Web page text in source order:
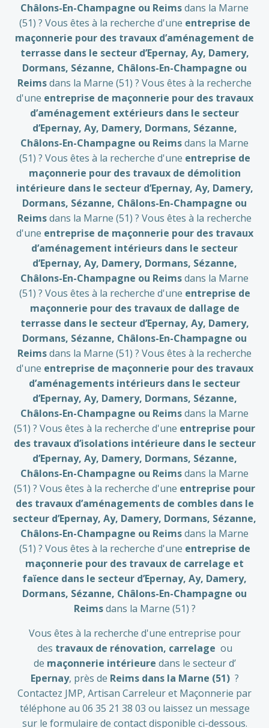
Châlons-En-Champagne ou Reimsdans la Marne
(51) ? Vous êtes à la recherche d'une entreprise de
maçonnerie pour des travaux d’aménagement de
terrasse dans le secteur d’Epernay, Ay, Damery,
Dormans, Sézanne, Châlons-En-Champagne ou
Reimsdans la Marne (51) ? Vous êtes à la recherche
d'une entreprise de maçonnerie pour des travaux
d’aménagement extérieurs dans le secteur
d’Epernay, Ay, Damery, Dormans, Sézanne,
Châlons-En-Champagne ou Reimsdans la Marne
(51) ? Vous êtes à la recherche d'une entreprise de
maçonnerie pour des travaux de démolition
intérieure dans le secteur d’Epernay, Ay, Damery,
Dormans, Sézanne, Châlons-En-Champagne ou
Reimsdans la Marne (51) ? Vous êtes à la recherche
d'une entreprise de maçonnerie pour des travaux
d’aménagement intérieurs dans le secteur
d’Epernay, Ay, Damery, Dormans, Sézanne,
Châlons-En-Champagne ou Reimsdans la Marne
(51) ? Vous êtes à la recherche d'une entreprise de
maçonnerie pour des travaux de dallage de
terrasse dans le secteur d’Epernay, Ay, Damery,
Dormans, Sézanne, Châlons-En-Champagne ou
Reimsdans la Marne (51) ? Vous êtes à la recherche
d'une entreprise de maçonnerie pour des travaux
d’aménagements intérieurs dans le secteur
d’Epernay, Ay, Damery, Dormans, Sézanne,
Châlons-En-Champagne ou Reimsdans la Marne
(51) ? Vous êtes à la recherche d'une entreprise pour
des travaux d’isolations intérieure dans le secteur
d’Epernay, Ay, Damery, Dormans, Sézanne,
Châlons-En-Champagne ou Reimsdans la Marne
(51) ? Vous êtes à la recherche d'une entreprise pour
des travaux d’aménagements de combles dans le
secteur d’Epernay, Ay, Damery, Dormans, Sézanne,
Châlons-En-Champagne ou Reimsdans la Marne
(51) ? Vous êtes à la recherche d'une entreprise de
maçonnerie pour des travaux de carrelage et
faïence dans le secteur d’Epernay, Ay, Damery,
Dormans, Sézanne, Châlons-En-Champagne ou
Reimsdans la Marne (51) ?
Vous êtes à la recherche d'une entreprise pour
des travaux de rénovation, carrelage ou
de maçonnerie intérieure dans le secteur d’
Epernay, près de Reims dans la Marne (51) ?
Contactez JMP, Artisan Carreleur et Maçonnerie par
téléphone au 06 35 21 38 03 ou laissez un message
sur le formulaire de contact disponible ci-dessous.